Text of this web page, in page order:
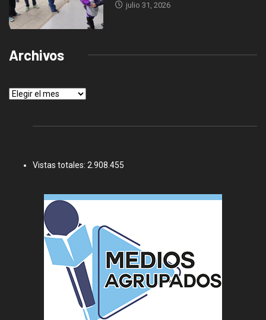
julio 31, 2026
Archivos
Archivos
Vistas totales: 2.908.455